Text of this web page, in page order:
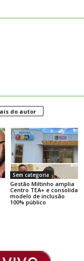
do autor
Sem categoria
Gestão Miltinho amplia
Centro TEA+ e consolida
modelo de inclusão
100% público